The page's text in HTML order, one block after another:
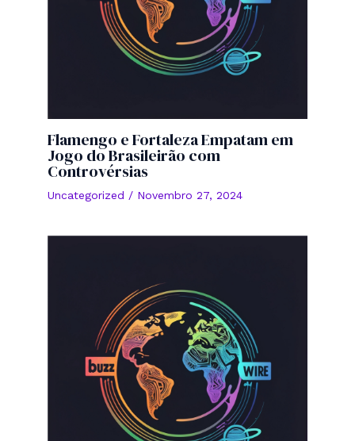
Flamengo e Fortaleza Empatam em
Jogo do Brasileirão com
Controvérsias
Uncategorized / Novembro 27, 2024